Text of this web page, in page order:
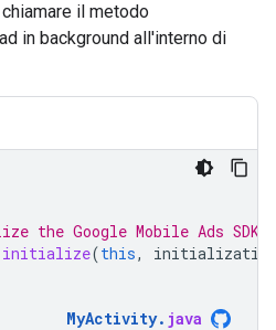
il metodo
in background all'interno di
the Google Mobile Ads SDK
initialize(this,
MyActivity. java